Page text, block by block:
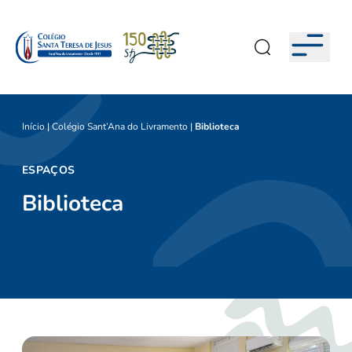
Início |Colégio Sant’Ana do Livramento | Biblioteca
ESPAÇOS
Biblioteca